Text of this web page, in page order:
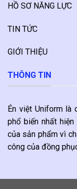
HỒ SƠ NĂNG LỰC
TIN TỨC
GIỚI THIỆU
THÔNG TIN
Én việt Uniform là
phổ biến nhất
của sản phẩm vì
công của đồng